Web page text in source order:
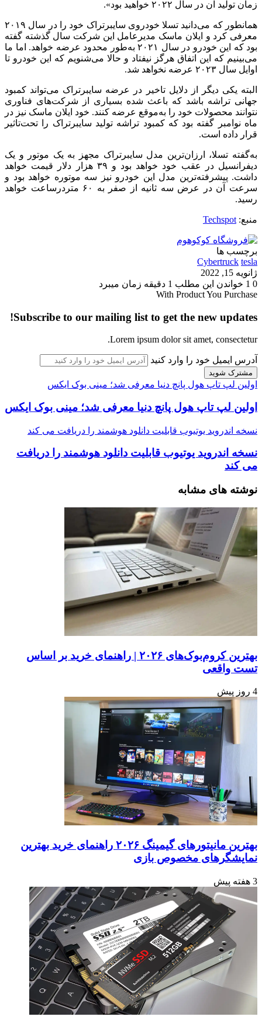
زمان تولید آن در سال ۲۰۲۲ خواهید بود».
همانطور که می‌دانید تسلا خودروی سایبرتراک خود را در سال ۲۰۱۹
معرفی کرد و ایلان ماسک مدیرعامل این شرکت سال گذشته گفته
بود که این خودرو در سال ۲۰۲۱ به‌طور محدود عرضه خواهد. اما ما
می‌بینیم که این اتفاق هرگز نیفتاد و حالا می‌شنویم که این خودرو تا
اوایل سال ۲۰۲۳ عرضه نخواهد شد.
البته یکی دیگر از دلایل تاخیر در عرضه سایبرتراک می‌تواند کمبود
جهانی تراشه باشد که باعث شده بسیاری از شرکت‌های فناوری
نتوانند محصولات خود را به‌موقع عرضه کنند. خود ایلان ماسک نیز در
ماه نوامبر گفته بود که کمبود تراشه تولید سایبرتراک را تحت‌تاثیر
قرار داده است.
به‌گفته تسلا، ارزان‌ترین مدل سایبرتراک مجهز به یک موتور و یک
دیفرانسیل در عقب خود خواهد بود و ۳۹ هزار دلار قیمت خواهد
داشت. پیشرفته‌ترین مدل این خودرو نیز سه موتوره خواهد بود و
سرعت آن در عرض سه ثانیه از صفر به ۶۰ متردرساعت خواهد
رسید.
منبع: Techspot
برچسب ها
Cybertruck tesla
ژانویه 15, 2022
0
خواندن این مطلب 1 دقیقه زمان میبرد
With Product You Purchase
Subscribe to our mailing list to get the new updates!
Lorem ipsum dolor sit amet, consectetur.
آدرس ایمیل خود را وارد کنید
اولین لپ تاپ هول پانچ دنیا معرفی شد؛ مینی بوک ایکس
اولین لپ تاپ هول پانچ دنیا معرفی شد؛ مینی بوک ایکس
نسخه اندروید یوتیوب قابلیت دانلود هوشمند را دریافت می کند
نسخه اندروید یوتیوب قابلیت دانلود هوشمند را دریافت
می کند
نوشته های مشابه
بهترین کروم‌بوک‌های ۲۰۲۶ | راهنمای خرید بر اساس
تست واقعی
4 روز پیش
بهترین مانیتورهای گیمینگ ۲۰۲۶ راهنمای خرید بهترین
نمایشگرهای مخصوص بازی
3 هفته پیش